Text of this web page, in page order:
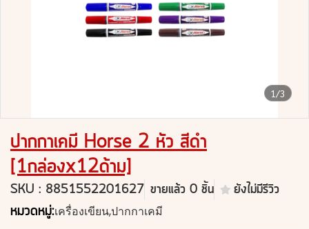
1/3
ปากกาเคมี Horse 2 หัว สีดำ
[1กล่องx12ด้าม]
SKU : 8851552201627 ขายแล้ว 0 ชิ้น ยังไม่มีรีวิว
หมวดหมู่:เครื่องเขียน,ปากกาเคมี